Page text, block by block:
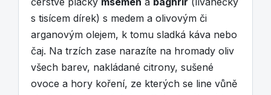
s tisícem dírek) s medem a olivovým či
arganovým olejem, k tomu sladká káva nebo
čaj. Na trzích zase narazíte na hromady oliv
všech barev, nakládané citrony, sušené
ovoce a hory koření, ze kterých se line vůně